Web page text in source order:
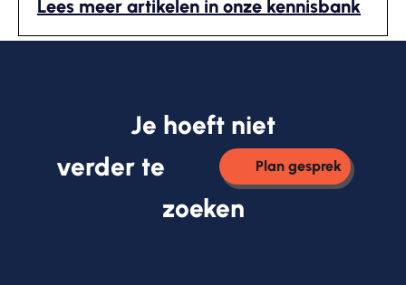
Lees meer artikelen in onze kennisbank
Je hoeft niet
verder te
Plan gesprek
zoeken